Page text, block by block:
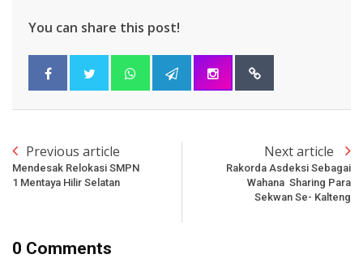
You can share this post!
Previous article
Mendesak Relokasi SMPN
1 Mentaya Hilir Selatan
Next article
Rakorda Asdeksi Sebagai
Wahana Sharing Para
Sekwan Se- Kalteng
0 Comments